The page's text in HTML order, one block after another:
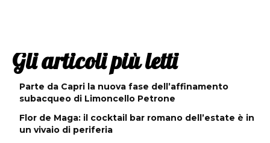
Gli articoli più letti
Parte da Capri la nuova fase dell’affinamento
subacqueo di Limoncello Petrone
Flor de Maga: il cocktail bar romano dell’estate è in
un vivaio di periferia